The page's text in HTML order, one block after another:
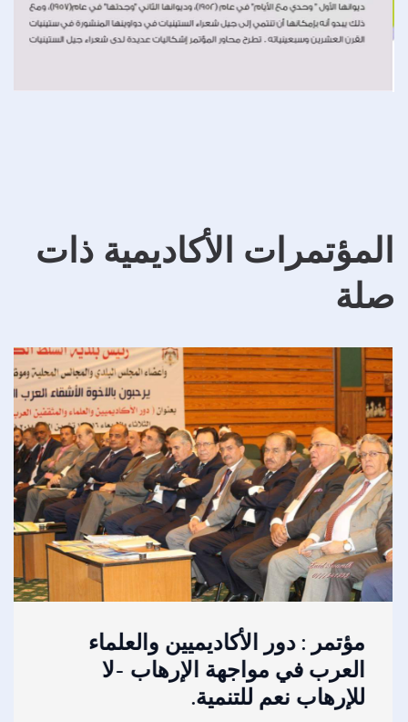
المؤتمرات الأكاديمية ذات
صلة
مؤتمر : دور الأكاديميين والعلماء
العرب في مواجهة الإرهاب -لا
للإرهاب نعم للتنمية.